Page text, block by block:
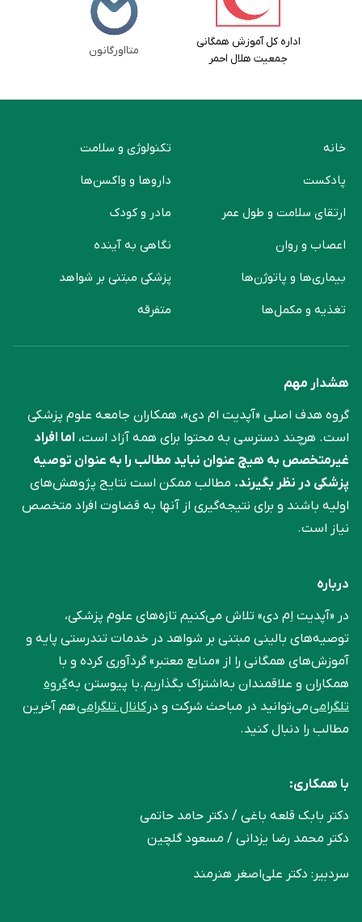
اداره کل آموزش همگانی
جمعیت هلال احمر
متااورگانون
خانه
پادکست
ارتقای سلامت و طول عمر
اعصاب و روان
بیماری‌ها و پاتوژن‌ها
تغذیه و مکمل‌ها
تکنولوژی و سلامت
دارو‌ها و واکسن‌ها
مادر و کودک
نگاهی به آینده
پزشکی مبتنی بر شواهد
متفرقه
هشدار مهم
گروه هدف اصلی «آپدیت ام دی»، همکاران جامعه علوم ‌پزشکی
است. هرچند دسترسی به محتوا برای همه آزاد است، اما افراد
غیرمتخصص به هیچ عنوان نباید مطالب را به عنوان توصیه
پزشکی در نظر بگیرند. مطالب ممکن است نتایج پژوهش‌های
اولیه باشند و برای نتیجه‌گیری از آنها به قضاوت افراد متخصص
نیاز است.
درباره
در «آپدیت اِم دی» تلاش می‌کنیم تازه‌های علوم پزشکی،
توصیه‌های بالینی مبتنی بر شواهد در خدمات تندرستی پایه و
آموزش‌های همگانی را از «منابع معتبر» گردآوری کرده و با
همکاران و علاقمندان به‌اشتراک بگذاریم.با پیوستن بهگروه
تلگرامیمی‌توانید در مباحث شرکت و درکانال تلگرامیهم آخرین
مطالب را دنبال کنید.
با همکاری:
دکتر بابک قلعه‌ باغی / دکتر حامد حاتمی
دکتر محمد رضا یزدانی / مسعود گلچین
سردبیر: دکتر علی‌اصغر هنرمند